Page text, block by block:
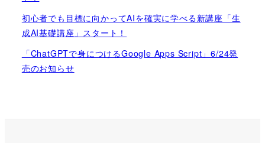
初心者でも目標に向かってAIを確実に学べる新講座「生
成AI基礎講座」スタート！
「ChatGPTで身につけるGoogle Apps Script」6/24発
売のお知らせ